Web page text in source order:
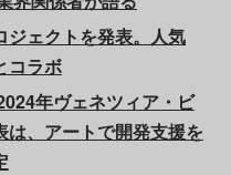
ジェクトを発表。人気
コラボ
年ヴェネツィア・ビ
、アートで開発支援を